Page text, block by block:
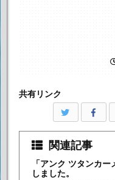
共有リンク
関連記事
「アンク ツタンカ
しました。